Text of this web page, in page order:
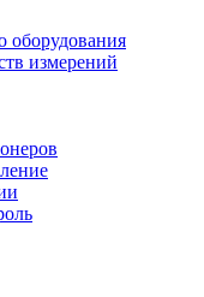
оборудования
измерений